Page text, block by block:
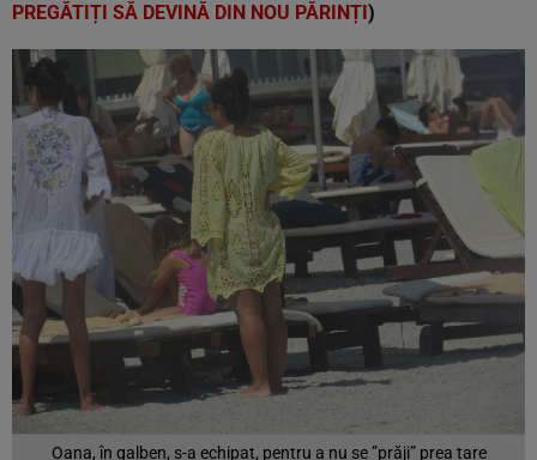
PREGĂTIȚI SĂ DEVINĂ DIN NOU PĂRINȚI)
Oana, în galben, s-a echipat, pentru a nu se ”prăji” prea tare